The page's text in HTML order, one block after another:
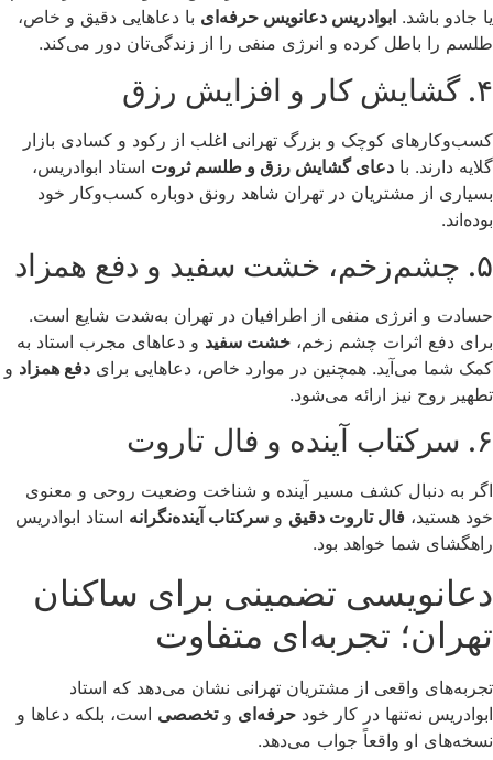
یا جادو باشد. ابوادریس دعانویس حرفه‌ای با دعاهایی دقیق و خاص،
طلسم را باطل کرده و انرژی منفی را از زندگی‌تان دور می‌کند.
۴. گشایش کار و افزایش رزق
کسب‌وکارهای کوچک و بزرگ تهرانی اغلب از رکود و کسادی بازار
گلایه دارند. با دعای گشایش رزق و طلسم ثروت استاد ابوادریس،
بسیاری از مشتریان در تهران شاهد رونق دوباره کسب‌وکار خود
بوده‌اند.
۵. چشم‌زخم، خشت سفید و دفع همزاد
حسادت و انرژی منفی از اطرافیان در تهران به‌شدت شایع است.
برای دفع اثرات چشم زخم، خشت سفید و دعاهای مجرب استاد به
کمک شما می‌آید. همچنین در موارد خاص، دعاهایی برای دفع همزاد و
تطهیر روح نیز ارائه می‌شود.
۶. سرکتاب آینده و فال تاروت
اگر به دنبال کشف مسیر آینده و شناخت وضعیت روحی و معنوی
خود هستید، فال تاروت دقیق و سرکتاب آینده‌نگرانه استاد ابوادریس
راهگشای شما خواهد بود.
دعانویسی تضمینی برای ساکنان
تهران؛ تجربه‌ای متفاوت
تجربه‌های واقعی از مشتریان تهرانی نشان می‌دهد که استاد
ابوادریس نه‌تنها در کار خود حرفه‌ای وتخصصی است، بلکه دعاها و
نسخه‌های او واقعاً جواب می‌دهد.